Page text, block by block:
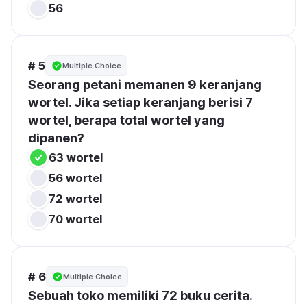
56
# 5 Multiple Choice
Seorang petani memanen 9 keranjang
wortel. Jika setiap keranjang berisi 7
wortel, berapa total wortel yang
dipanen?
63 wortel
56 wortel
72 wortel
70 wortel
# 6 Multiple Choice
Sebuah toko memiliki 72 buku cerita.